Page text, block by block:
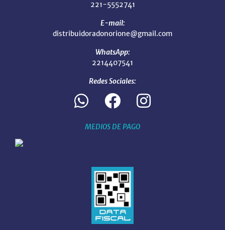
221-5552741
E-mail:
distribuidoradonorione@gmail.com
WhatsApp:
2214407541
Redes Sociales:
MEDIOS DE PAGO